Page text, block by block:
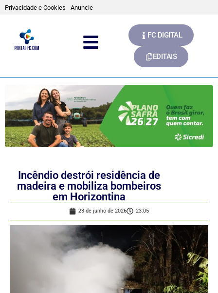
Privacidade e Cookies Anuncie
FC DIGITAL
EDITAIS
Incêndio destrói residência de
madeira e mobiliza bombeiros
em Horizontina
23 de junho de 2026 23:05